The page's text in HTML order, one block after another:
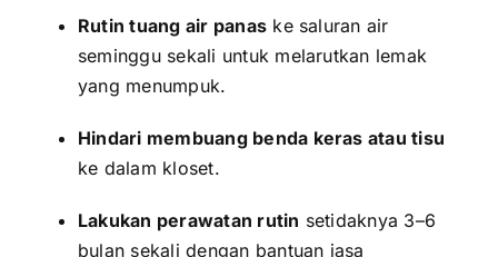
Rutin tuang air panas ke saluran air
seminggu sekali untuk melarutkan lemak
yang menumpuk.
Hindari membuang benda keras atau tisu
ke dalam kloset.
Lakukan perawatan rutin setidaknya 3–6
bulan sekali dengan bantuan jasa